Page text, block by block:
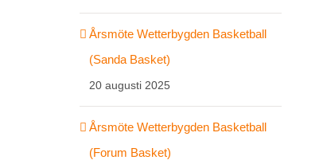
Årsmöte Wetterbygden Basketball
(Sanda Basket)
20 augusti 2025
Årsmöte Wetterbygden Basketball
(Forum Basket)